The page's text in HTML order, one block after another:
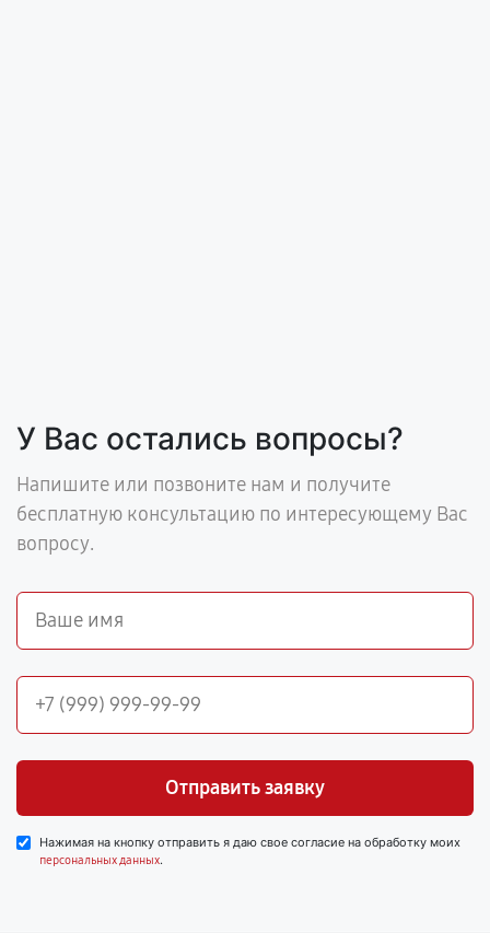
У Вас остались вопросы?
Напишите или позвоните нам и получите
бесплатную консультацию по интересующему Вас
вопросу.
Отправить заявку
Нажимая на кнопку отправить я даю свое согласие на обработку моих
персональных данных.